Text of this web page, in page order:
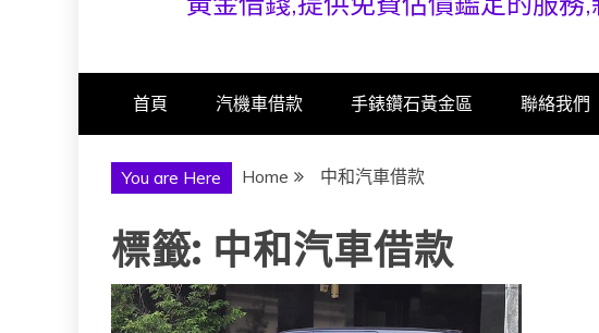
首頁 汽機車借款 手錶鑽石黃金區 聯絡我們
You are Here Home 中和汽車借款
標籤: 中和汽車借款